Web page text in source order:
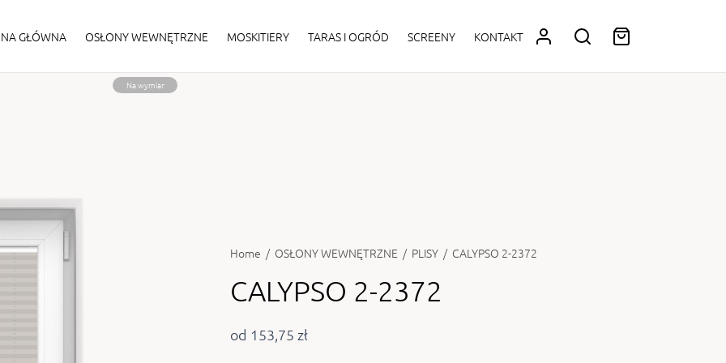
GŁÓWNA OSŁONY WEWNĘTRZNE MOSKITIERY TARAS I OGRÓD SCREENY KONTAKT
Na wymiar
Home / OSŁONY WEWNĘTRZNE / PLISY / CALYPSO 2-2372
CALYPSO 2-2372
od 153,75 zł